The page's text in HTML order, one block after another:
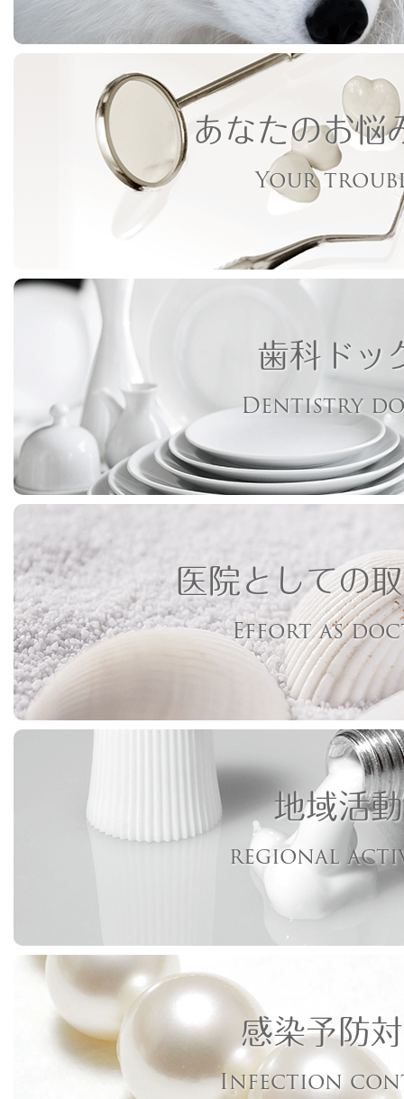
あなたのお悩
Your
歯科ドッ
Dentistry
医院としての
Effort as
地域活動
regional
感染予防
Infection